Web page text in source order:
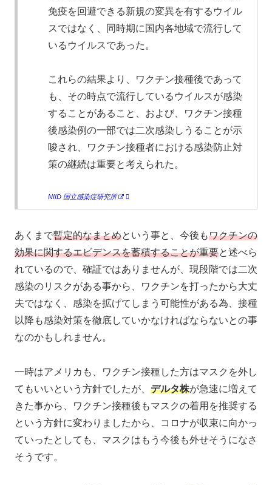
免疫を回避できる新規の変異を有するウイル
スではなく、同時期に国内各地域で流行して
いるウイルスであった。
これらの結果より、ワクチン接種後であって
も、その時点で流行しているウイルスが感染
することがあること、および、ワクチン接種
後感染例の一部では二次感染しうることが示
唆され、ワクチン接種者における感染防止対
策の継続は重要と考えられた。
NIID 国立感染症研究所
あくまで暫定的なまとめという事と、今後もワクチンの
効果に関するエビデンスを蓄積することが重要と述べら
れているので、確証ではありませんが、現段階では二次
感染のリスクがある事から、ワクチンを打ったから大丈
夫ではなく、感染を拡げてしまう可能性がある為、接種
以降も感染対策を徹底していかなければならないとの事
なのかもしれません。
一時はアメリカも、ワクチン接種した方はマスクを外し
てもいいという方針でしたが、 デルタ株が急速に増えて
きた事から、ワクチン接種後もマスクの着用を推奨する
という方針に変わりましたから、コロナが収束に向かっ
ていったとしても、マスクはもう今後も外せそうになさ
そうです。